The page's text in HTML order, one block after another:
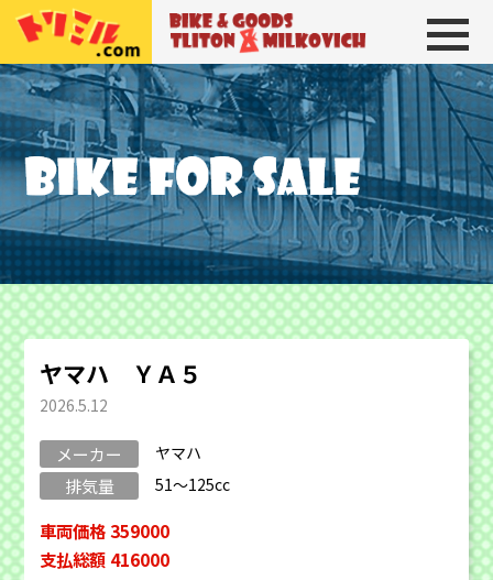
トリトン＆ミルコビッチ BIKE＆
ヤマハ ＹＡ５
2026.5.12
メーカー ヤマハ
排気量 51～125cc
車両価格 359000
支払総額 416000